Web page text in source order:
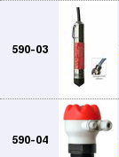
590-03
590-04